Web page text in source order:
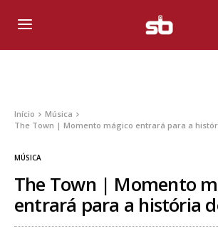
Início
Música
The Town | Momento mágico entrará para a
MÚSICA
The Town | Momento
entrará para a história